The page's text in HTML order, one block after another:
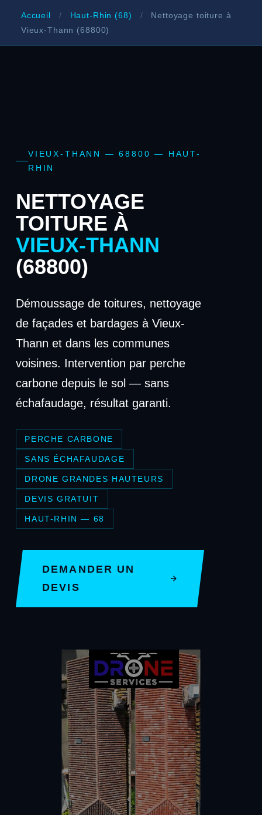
Accueil / Haut-Rhin (68) /
Nettoyage toiture à
Vieux-Thann (68800)
VIEUX-THANN — 68800 — HAUT-
RHIN
NETTOYAGE
TOITURE À
VIEUX-THANN
(68800)
Démoussage de toitures, nettoyage
de façades et bardages à Vieux-
Thann et dans les communes
voisines. Intervention par perche
carbone depuis le sol — sans
échafaudage, résultat garanti.
PERCHE CARBONE
SANS ÉCHAFAUDAGE
DRONE GRANDES HAUTEURS
DEVIS GRATUIT
HAUT-RHIN — 68
DEMANDER UN
DEVIS